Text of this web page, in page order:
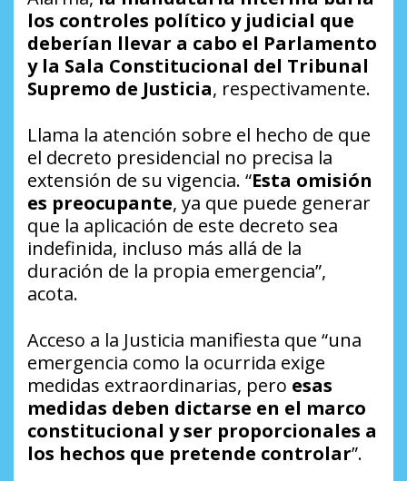
los controles político y judicial que
deberían llevar a cabo el Parlamento
y la Sala Constitucional del Tribunal
Supremo de Justicia, respectivamente.
Llama la atención sobre el hecho de que
el decreto presidencial no precisa la
extensión de su vigencia. “Esta omisión
es preocupante, ya que puede generar
que la aplicación de este decreto sea
indefinida, incluso más allá de la
duración de la propia emergencia”,
acota.
Acceso a la Justicia manifiesta que “una
emergencia como la ocurrida exige
medidas extraordinarias, pero esas
medidas deben dictarse en el marco
constitucional y ser proporcionales a
los hechos que pretende controlar”.